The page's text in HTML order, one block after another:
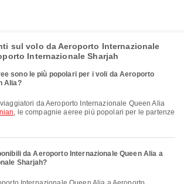
sul volo da Aeroporto Internazionale
Internazionale Sharjah
sono le più popolari per i voli da Aeroporto
Alia?
, le compagnie aeree più popolari per le partenze
da Aeroporto Internazionale Queen Alia a
Sharjah?